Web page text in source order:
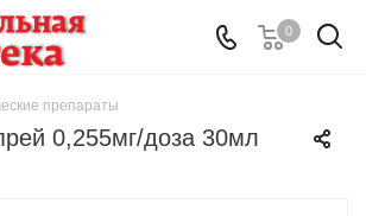
0
препараты
0,255мг/доза 30мл